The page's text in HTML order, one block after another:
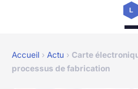
Accueil › Actu › Carte
processus de fabrication